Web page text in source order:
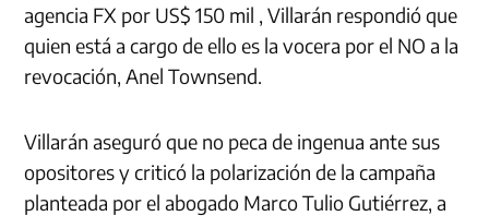
agencia FX por US$ 150 mil , Villarán respondió que
quien está a cargo de ello es la vocera por el NO a la
revocación, Anel Townsend.
Villarán aseguró que no peca de ingenua ante sus
opositores y criticó la polarización de la campaña
planteada por el abogado Marco Tulio Gutiérrez, a